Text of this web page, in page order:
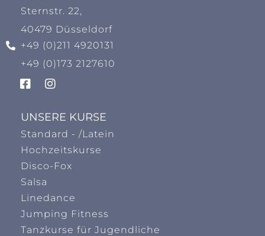
Sternstr. 22,
40479 Düsseldorf
+49 (0)211 4920131
+49 (0)173 2127610
UNSERE KURSE
Standard - /Latein
Hochzeitskurse
Disco-Fox
Salsa
Linedance
Jumping Fitness
Tanzkurse für Jugendliche